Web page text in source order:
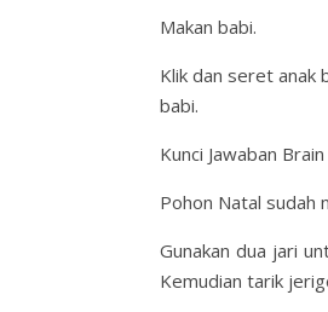
Makan babi.
Klik dan seret anak
babi.
Kunci Jawaban
Pohon Natal sudah
Gunakan dua jari
Kemudian tarik